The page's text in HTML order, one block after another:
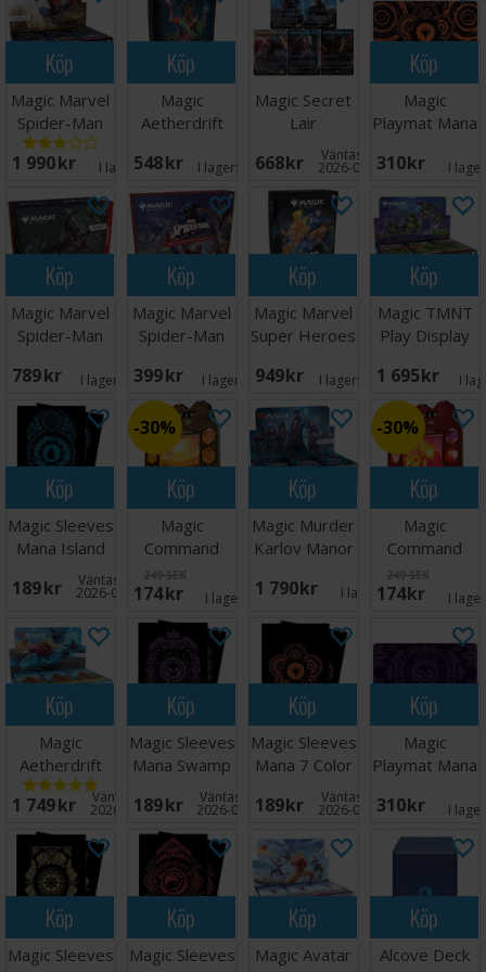
Köp
Magic Marvel
Spider-Man
Play Display
1 990 SEK I lager:4
Köp
Magic
Aetherdrift
Deck #1
548 SEK I lager: 20+
Magic Secret
Lair
Playstation
God of War
668 SEK Väntas in:
2026-08-27
Köp
Magic
Playmat Mana
310 SEK I
Köp
Magic Marvel
Spider-Man
789 SEK I lager: 18
Köp
Magic Marvel
Spider-Man
399 SEK I lager: 11
Köp
Magic Marvel
Super Heroes
#3
949 SEK I lager: 20+
Köp
Magic TMNT
Play Display
1 695 SEK I
Köp
Magic Sleeves
Mana Island
100 st
189 SEK Väntas in:
2026-09-30
Köp
30%
Magic
Command
Zone Tray -
Plains
249 SEK
174 SEK I lager:
Köp
Magic Murder
Karlov Manor
1 790 SEK I lager: 2
Köp
30%
Magic
Command
Zone Tray -
Mountain
249 SEK
174 SEK I
Köp
Magic
Aetherdrift
Play Display
1 749 SEK Väntas in:
2026-08-08
Köp
Magic Sleeves
Mana Swamp
100 st
189 SEK Väntas in:
2026-09-30
Köp
Magic Sleeves
Mana 7 Color
Wheel 100 st
189 SEK Väntas in:
2026-09-30
Köp
Magic
Playmat Mana
310 SEK I
Köp
Magic Sleeves
Köp
Magic Sleeves
Köp
Magic Avatar
Köp
Alcove Deck